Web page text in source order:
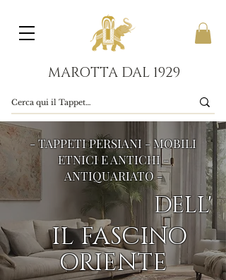
MAROTTA DAL 1929
- TAPPETI PERSIANI - MOBILI
ETNICI E ANTICHI -
ANTIQUARIATO -
DELL'
IL FASCINO
ORIENTE